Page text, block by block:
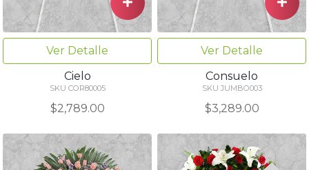
Ver Detalle
Cielo
SKU COR80005
$2,789.00
Ver Detalle
Consuelo
SKU JUMBO003
$3,289.00